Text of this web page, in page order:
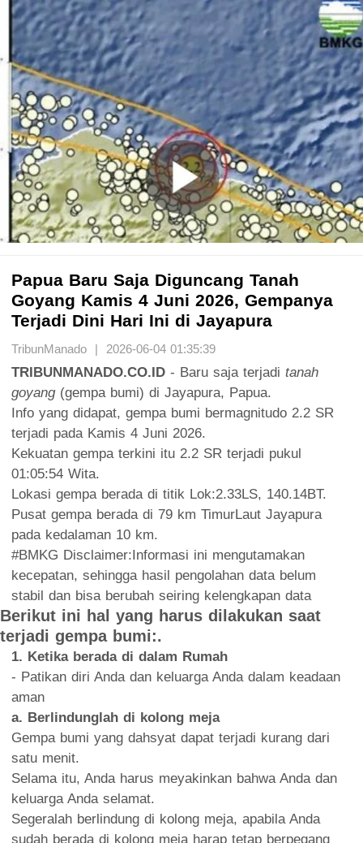
Papua Baru Saja Diguncang Tanah
Goyang Kamis 4 Juni 2026, Gempanya
Terjadi Dini Hari Ini di Jayapura
TribunManado | 2026-06-04 01:35:39
TRIBUNMANADO.CO.ID - Baru saja terjadi tanah
goyang(gempa bumi) di Jayapura, Papua.
Info yang didapat, gempa bumi bermagnitudo 2.2 SR
terjadi pada Kamis 4 Juni 2026.
Kekuatan gempa terkini itu 2.2 SR terjadi pukul
01:05:54 Wita.
Lokasi gempa berada di titik Lok:2.33LS, 140.14BT.
Pusat gempa berada di 79 km TimurLaut Jayapura
pada kedalaman 10 km.
#BMKG Disclaimer:Informasi ini mengutamakan
kecepatan, sehingga hasil pengolahan data belum
stabil dan bisa berubah seiring kelengkapan data
Berikut ini hal yang harus dilakukan saat
terjadi gempa bumi:.
1. Ketika berada di dalam Rumah
- Patikan diri Anda dan keluarga Anda dalam keadaan
aman
a. Berlindunglah di kolong meja
Gempa bumi yang dahsyat dapat terjadi kurang dari
satu menit.
Selama itu, Anda harus meyakinkan bahwa Anda dan
keluarga Anda selamat.
Segeralah berlindung di kolong meja, apabila Anda
sudah berada di kolong meja harap tetap berpegang